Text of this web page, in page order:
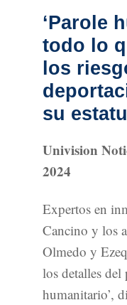
‘Parole
todo lo
los
su
Univision
2024
Expertos en
Cancino y los
Olmedo y
los detalles del
humanitario’,